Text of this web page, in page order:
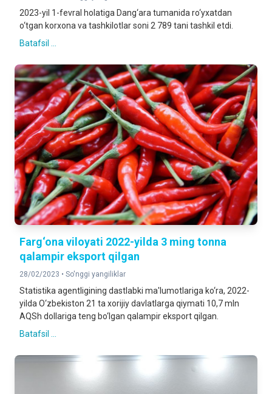
2023-yil 1-fevral holatiga Dang‘ara tumanida ro‘yxatdan
o‘tgan korxona va tashkilotlar soni 2 789 tani tashkil etdi.
Batafsil ...
Farg‘ona viloyati 2022-yilda 3 ming tonna
qalampir eksport qilgan
28/02/2023 • So'nggi yangiliklar
Statistika agentligining dastlabki ma'lumotlariga ko‘ra, 2022-
yilda O‘zbekiston 21 ta xorijiy davlatlarga qiymati 10,7 mln
AQSh dollariga teng bo‘lgan qalampir eksport qilgan.
Batafsil ...